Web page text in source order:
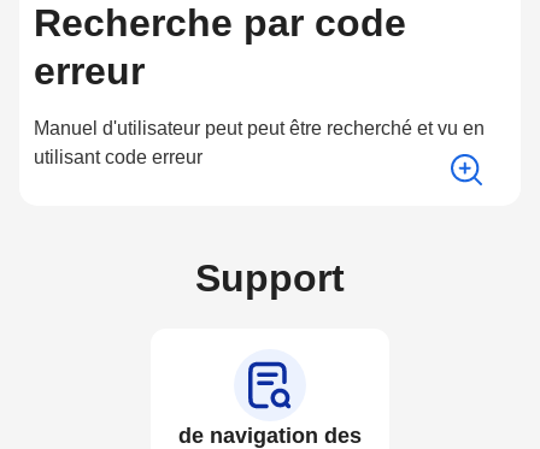
Recherche par code
erreur
Manuel d'utilisateur peut peut être recherché et vu en
utilisant code erreur
Support
de navigation des